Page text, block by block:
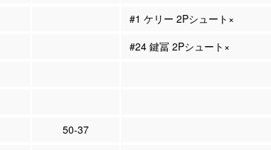
#1 ケリー 2Pシュート×
#24 鍵冨 2Pシュート×
50-37